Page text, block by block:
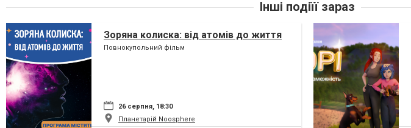
Інші подіїї зараз
Зоряна колиска: від атомів до життя
Повнокупольний фільм
26 серпня, 18:30
Планетарій Noosphere